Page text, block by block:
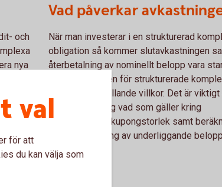
och
nya
dessa
Vad påverkar
När man investerar i en strukturerad
obligation så kommer slutavkastningen
återbetalning av nominellt belopp vara
beroende av den för strukturerade
obligationen gällande villkor. Det är
vara påläst kring vad som gäller kring
kreditförluster, kupongstorlek samt
och återbetalning av underliggande
val
för att
du kan välja som